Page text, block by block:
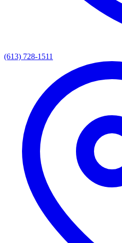
(613) 728-1511